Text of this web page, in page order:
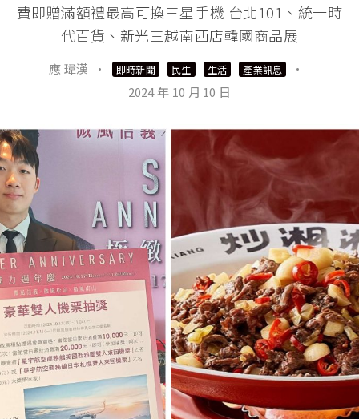
費即贈滿額禮最高可換三星手機 台北101、統一時
代百貨、新光三越南西店韓國商品展
應 瑋漢 · 即時新聞 民生 生活 產業訊息
·
2024 年 10 月 10 日